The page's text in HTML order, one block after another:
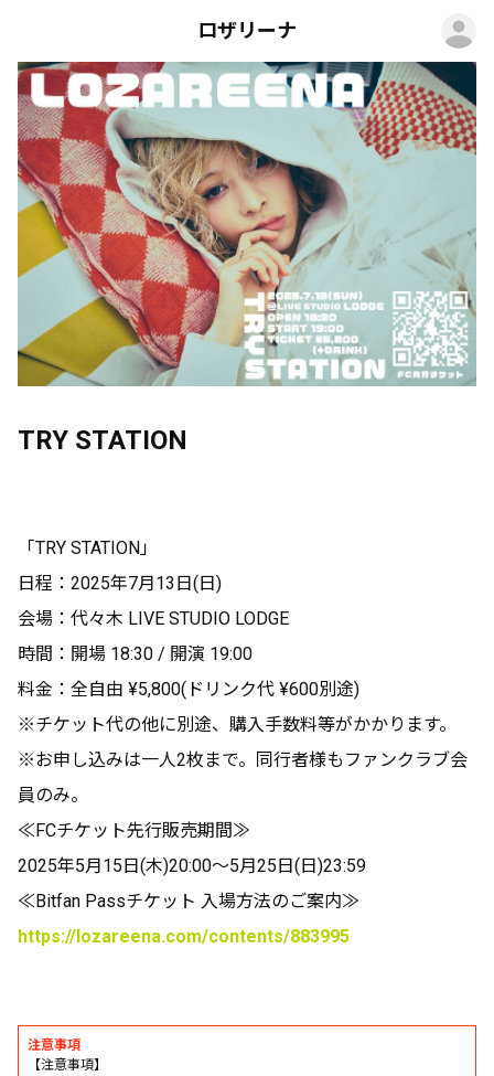
ロザリーナ
TRY STATION
「TRY STATION」
日程：2025年7月13日(日)
会場：代々木 LIVE STUDIO LODGE
時間：開場 18:30 / 開演 19:00
料金：全自由 ¥5,800(ドリンク代 ¥600別途)
※チケット代の他に別途、購入手数料等がかかります。
※お申し込みは一人2枚まで。同行者様もファンクラブ会
員のみ。
≪FCチケット先行販売期間≫
2025年5月15日(木)20:00～5月25日(日)23:59
≪Bitfan Passチケット 入場方法のご案内≫
https://lozareena.com/contents/883995
注意事項
【注意事項】